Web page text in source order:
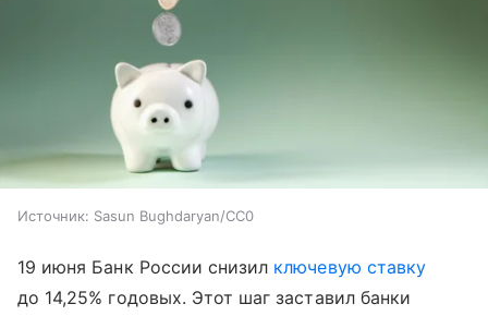
Источник: Sasun Bughdaryan/CC0
19 июня Банк России снизил ключевую ставку
до 14,25% годовых. Этот шаг заставил банки